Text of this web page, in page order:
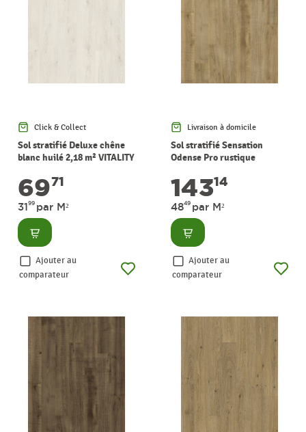
Click & Collect
Sol stratifié Deluxe chêne
blanc huilé 2,18 m² VITALITY
6971
3199 par M²
Consulter
Ajouter au
comparateur
Livraison à domicile
Sol stratifié Sensation
Odense Pro rustique
14314
4849 par M²
Consulter
Ajouter au
comparateur